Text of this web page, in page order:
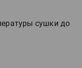
сушки до